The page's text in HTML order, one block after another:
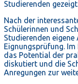
Studierenden
Nach der
Schülerinnen und
Studierenden
Eignungsprüfung.
das Potential der
diskutiert und die
Anregungen zur